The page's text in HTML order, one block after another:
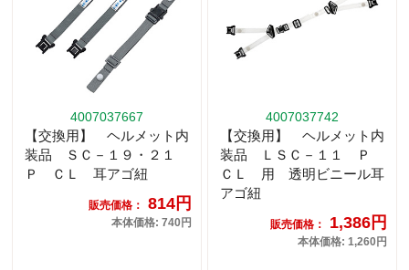
4007037667
【交換用】 ヘルメット内
装品 ＳＣ－１９・２１
Ｐ ＣＬ 耳アゴ紐
販売価格： 814円
本体価格: 740円
4007037742
【交換用】 ヘルメット内
装品 ＬＳＣ－１１ Ｐ
ＣＬ 用 透明ビニール耳
アゴ紐
販売価格： 1,386円
本体価格: 1,260円